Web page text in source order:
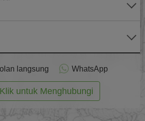
langsung WhatsApp
Klik untuk Menghubungi